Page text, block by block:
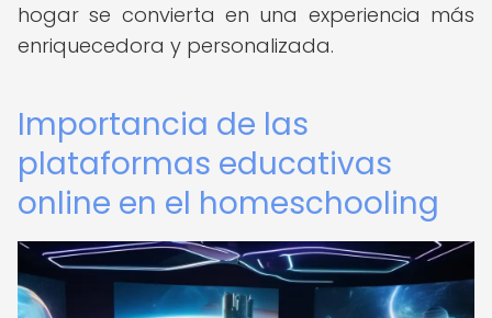
hogar se convierta en una experiencia más
enriquecedora y personalizada.
Importancia de las
plataformas educativas
online en el homeschooling